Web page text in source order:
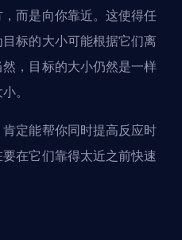
而是向你靠近。这使得任
标的大小可能根据它们离
，目标的大小仍然是一样
。
定能帮你同时提高反应时
在它们靠得太近之前快速